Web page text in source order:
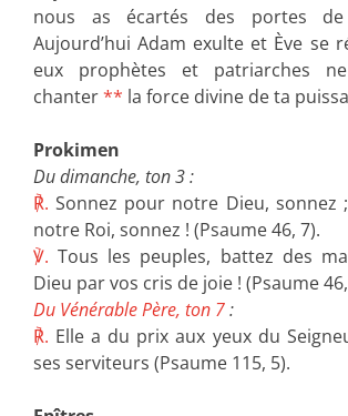
nous as écartés des portes
Aujourd’hui Adam exulte et Ève se
eux prophètes et patriarches
chanter** la force divine de ta
Prokimen
Du dimanche, ton 3 :
℟. Sonnez pour notre Dieu, sonnez
notre Roi, sonnez ! (Psaume 46, 7).
℣. Tous les peuples, battez des
Dieu par vos cris de joie ! (Psaume
Du Vénérable Père, ton 7:
℟. Elle a du prix aux yeux du
ses serviteurs (Psaume 115, 5).